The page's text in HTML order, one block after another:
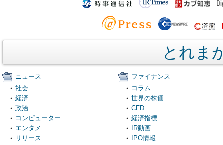
とれま
ニュース
社会
経済
政治
コンピューター
エンタメ
リリース
ファイナンス
コラム
世界の株価
CFD
経済指標
IR動画
IPO情報